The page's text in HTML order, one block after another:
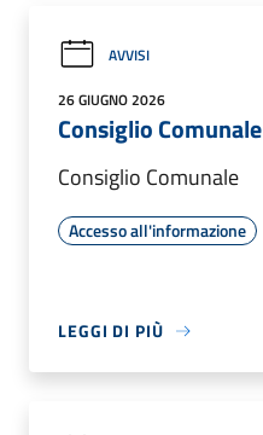
AVVISI
26 GIUGNO 2026
Consiglio Comunale
Consiglio Comunale
Accesso all'informazione
LEGGI DI PIÙ